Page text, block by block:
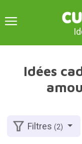
Idées
Filtres(2)